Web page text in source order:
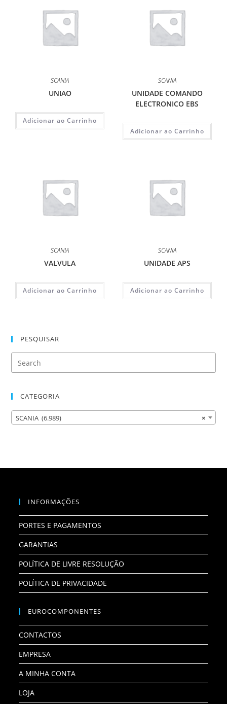
SCANIA
UNIAO
Adicionar ao Carrinho
SCANIA
UNIDADE COMANDO
ELECTRONICO EBS
Adicionar ao Carrinho
SCANIA
VALVULA
Adicionar ao Carrinho
SCANIA
UNIDADE APS
Adicionar ao Carrinho
PESQUISAR
CATEGORIA
×
SCANIA (6.989)
INFORMAÇÕES
PORTES E PAGAMENTOS
GARANTIAS
POLÍTICA DE LIVRE RESOLUÇÃO
POLÍTICA DE PRIVACIDADE
EUROCOMPONENTES
CONTACTOS
EMPRESA
A MINHA CONTA
LOJA